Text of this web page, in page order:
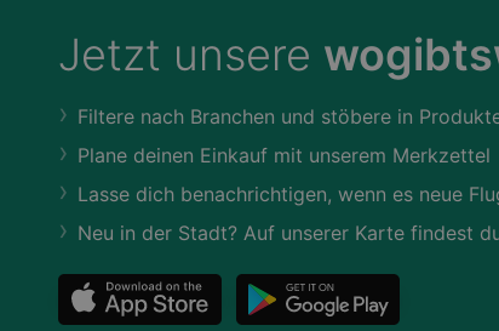
Jetzt unsere
Filtere nach Branchen und stöbere in
Plane deinen Einkauf mit unserem Merkzettel
Lasse dich benachrichtigen, wenn es neue
Neu in der Stadt? Auf unserer Karte findest